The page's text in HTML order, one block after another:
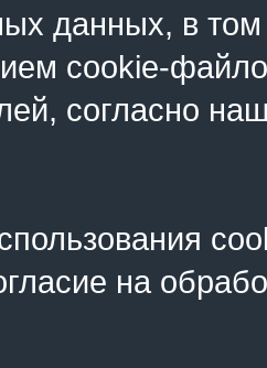
данных, в
cookie-
согласно
на